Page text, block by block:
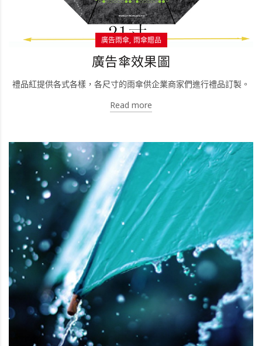
廣告雨傘 雨傘贈品
廣告傘效果圖
禮品紅提供各式各樣，各尺寸的雨傘供企業商家們進行禮品訂製。
Read more